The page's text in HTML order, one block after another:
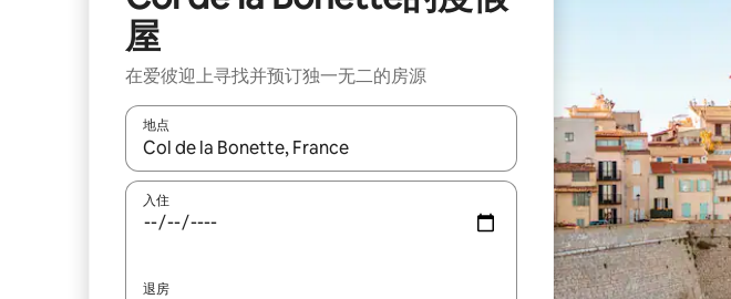
屋
在爱彼迎上寻找并预订独一无二的房源
地点
如有搜索结果，请使用上下方向键查看，或通过点击或滑动手势浏览。
入住
退房